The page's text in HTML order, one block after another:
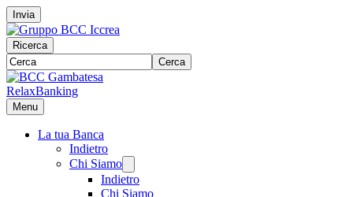
Invia
Ricerca
Cerca
RelaxBanking
Menu
La tua Banca
Indietro
Chi Siamo
Indietro
Chi Siamo